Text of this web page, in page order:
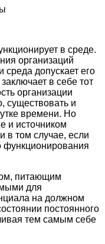
в среде.
организаций
среда допускает его
в себе тот
организации
существовать и
времени. Но
и источником
в том случае, если
функционирования
питающим
для
на должном
постоянного
тем самым себе